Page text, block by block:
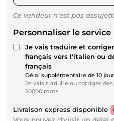
Ce vendeur n’est pas
Personnaliser le service
Je vais traduire et
français vers l'italien ou
français
Délai supplémentaire de 10
Je vais traduire ou corriger
50000 mots
Livraison express disponible